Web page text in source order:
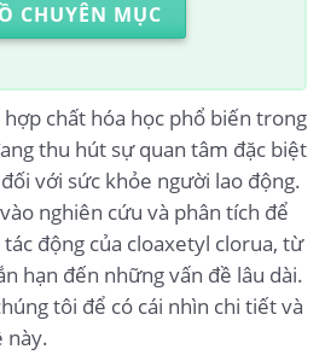
CHUYÊN MỤC
chất hóa học phổ biến trong
thu hút sự quan tâm đặc biệt
với sức khỏe người lao động.
nghiên cứu và phân tích để
động của cloaxetyl clorua, từ
hạn đến những vấn đề lâu dài.
tôi để có cái nhìn chi tiết và
này.